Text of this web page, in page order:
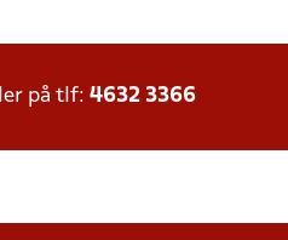
på tlf: 4632 3366